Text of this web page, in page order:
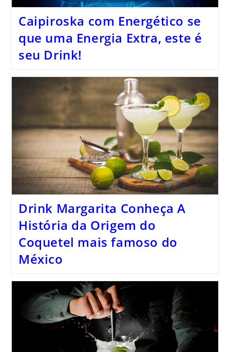
Caipiroska com Energético se
que uma Energia Extra, este é
seu Drink!
Drink Margarita Conheça A
História da Origem do
Coquetel mais famoso do
México